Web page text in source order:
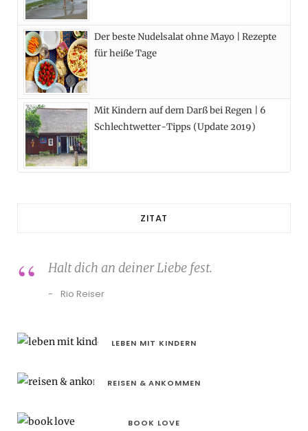
Der beste Nudelsalat ohne Mayo | Rezepte
für heiße Tage
Mit Kindern auf dem Darß bei Regen | 6
Schlechtwetter-Tipps (Update 2019)
ZITAT
Halt dich an deiner Liebe fest.
Rio Reiser
LEBEN MIT KINDERN
REISEN & ANKOMMEN
BOOK LOVE